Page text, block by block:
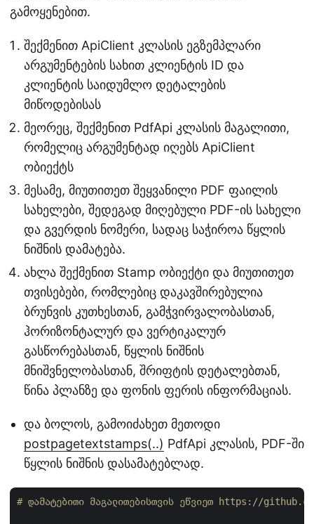
გამოყენებით.
შექმენით ApiClient კლასის ეგზემპლარი
არგუმენტების სახით კლიენტის ID და
კლიენტის საიდუმლო დეტალების
მიწოდებისას
მეორეც, შექმენით PdfApi კლასის მაგალითი,
რომელიც არგუმენტად იღებს ApiClient
ობიექტს
მესამე, მიუთითეთ შეყვანილი PDF ფაილის
სახელები, შედეგად მიღებული PDF-ის სახელი
და გვერდის ნომერი, სადაც საჭიროა წყლის
ნიშნის დამატება.
ახლა შექმენით Stamp ობიექტი და მიუთითეთ
თვისებები, რომლებიც დაკავშირებულია
ბრუნვის კუთხესთან, გამჭვირვალობასთან,
ჰორიზონტალურ და ვერტიკალურ
გასწორებასთან, წყლის ნიშნის
მნიშვნელობასთან, შრიფტის დეტალებთან,
წინა პლანზე და ფონის ფერის ინფორმაციას.
და ბოლოს, გამოიძახეთ მეთოდი
postpagetextstamps(..) PdfApi კლასის, PDF-ში
წყლის ნიშნის დასამატებლად.
# დამატებითი მაგალითებისთვის ეწვიეთ https://